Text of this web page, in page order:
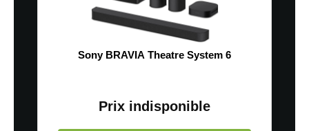
Sony BRAVIA Theatre System 6
Prix indisponible